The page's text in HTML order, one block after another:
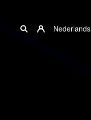
Nederlands